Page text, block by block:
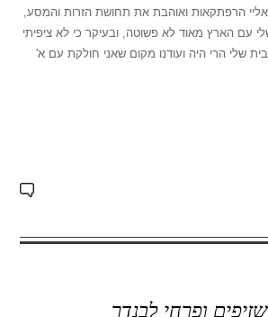
הרפתקאות ואוהבת את תחושת הזרות והמסע,
עם הארץ מאוד לא פשוטה, ובעיקר כי לא ציפיתי
שלי הרי היה ועודנו מקום שאני חולקת עם א'
ופרחי לבנדר